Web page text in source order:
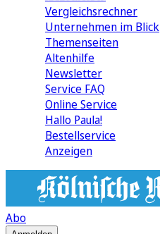
Vergleichsrechner
Unternehmen im Blick
Themenseiten
Altenhilfe
Newsletter
Service FAQ
Online Service
Hallo Paula!
Bestellservice
Anzeigen
Abo